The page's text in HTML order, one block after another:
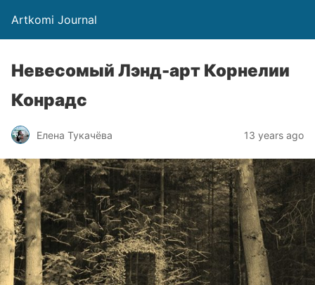
Artkomi Journal
Невесомый Лэнд-арт Корнелии
Конрадс
Елена Тукачёва 13 years ago